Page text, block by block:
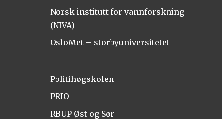
Norsk institutt for vannforskning
(NIVA)
OsloMet – storbyuniversitetet
Politihøgskolen
PRIO
RBUP Øst og Sør